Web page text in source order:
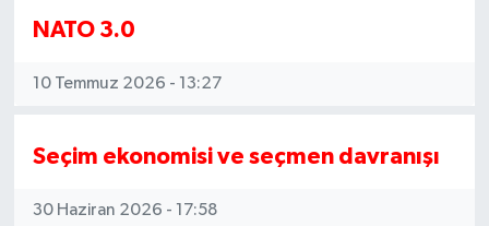
NATO 3.0
10 Temmuz 2026 - 13:27
Seçim ekonomisi ve seçmen davranışı
30 Haziran 2026 - 17:58